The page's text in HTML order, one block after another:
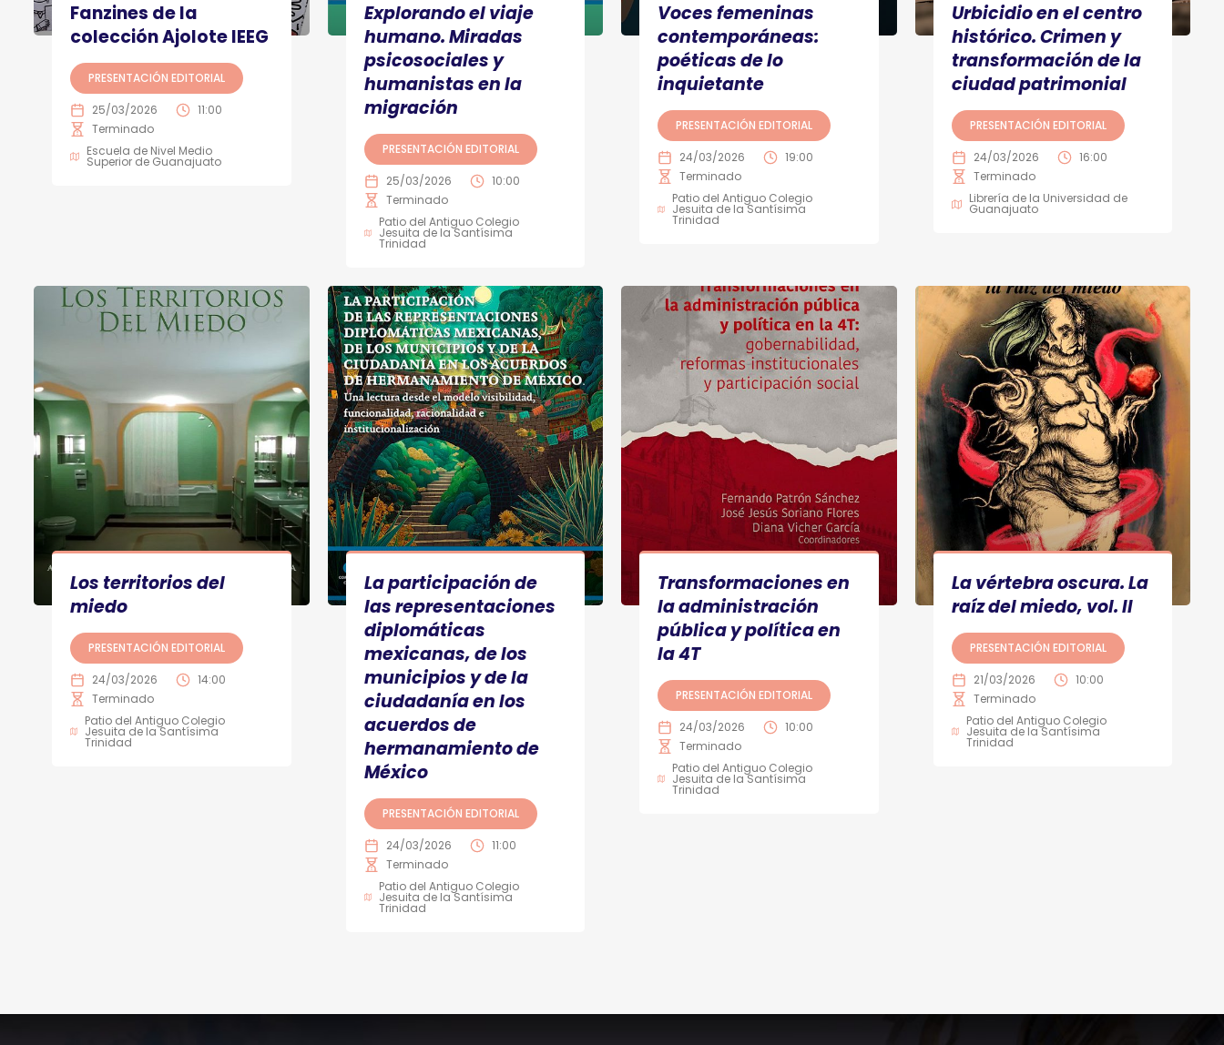
Fanzines de la
colección Ajolote IEEG
PRESENTACIÓN EDITORIAL
25/03/2026
11:00
Terminado
Escuela de Nivel Medio
Superior de Guanajuato
Explorando el viaje
humano. Miradas
psicosociales y
humanistas en la
migración
PRESENTACIÓN EDITORIAL
25/03/2026
10:00
Terminado
Patio del Antiguo Colegio
Jesuita de la Santísima
Trinidad
Voces femeninas
contemporáneas:
poéticas de lo
inquietante
PRESENTACIÓN EDITORIAL
24/03/2026
19:00
Terminado
Patio del Antiguo Colegio
Jesuita de la Santísima
Trinidad
Urbicidio en el centro
histórico. Crimen y
transformación de la
ciudad patrimonial
PRESENTACIÓN EDITORIAL
24/03/2026
16:00
Terminado
Librería de la Universidad de
Guanajuato
Los territorios del
miedo
PRESENTACIÓN EDITORIAL
24/03/2026
14:00
Terminado
Patio del Antiguo Colegio
Jesuita de la Santísima
Trinidad
La participación de
las representaciones
diplomáticas
mexicanas, de los
municipios y de la
ciudadanía en los
acuerdos de
hermanamiento de
México
PRESENTACIÓN EDITORIAL
24/03/2026
11:00
Terminado
Patio del Antiguo Colegio
Jesuita de la Santísima
Trinidad
Transformaciones en
la administración
pública y política en
la 4T
PRESENTACIÓN EDITORIAL
24/03/2026
10:00
Terminado
Patio del Antiguo Colegio
Jesuita de la Santísima
Trinidad
La vértebra oscura. La
raíz del miedo, vol. II
PRESENTACIÓN EDITORIAL
21/03/2026
10:00
Terminado
Patio del Antiguo Colegio
Jesuita de la Santísima
Trinidad